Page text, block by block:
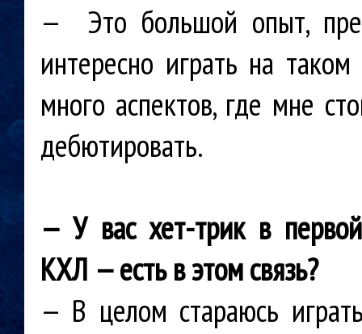
— Это большой опыт,
интересно играть на
много аспектов, где мне
дебютировать.
— У вас хет-трик в
КХЛ — есть в этом связь?
— В целом стараюсь